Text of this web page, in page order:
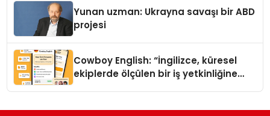
Yunan uzman: Ukrayna savaşı bir ABD
projesi
Cowboy English: “İngilizce, küresel
ekiplerde ölçülen bir iş yetkinliğine